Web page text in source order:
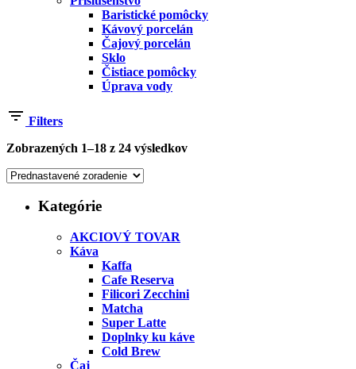
Baristické pomôcky
Kávový porcelán
Čajový porcelán
Sklo
Čistiace pomôcky
Úprava vody
Filters
Zobrazených 1–18 z 24 výsledkov
Kategórie
AKCIOVÝ TOVAR
Káva
Kaffa
Cafe Reserva
Filicori Zecchini
Matcha
Super Latte
Doplnky ku káve
Cold Brew
Čaj